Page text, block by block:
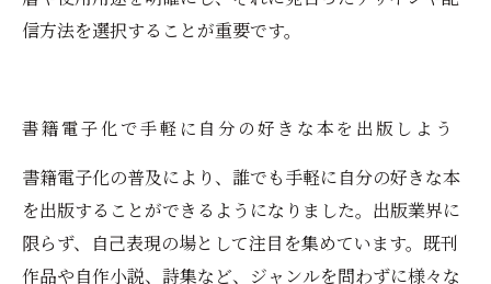
信方法を選択することが重要です。
書籍電子化で手軽に自分の好きな本を出版しよう
書籍電子化の普及により、誰でも手軽に自分の好きな本
を出版することができるようになりました。出版業界に
限らず、自己表現の場として注目を集めています。既刊
作品や自作小説、詩集など、ジャンルを問わずに様々な